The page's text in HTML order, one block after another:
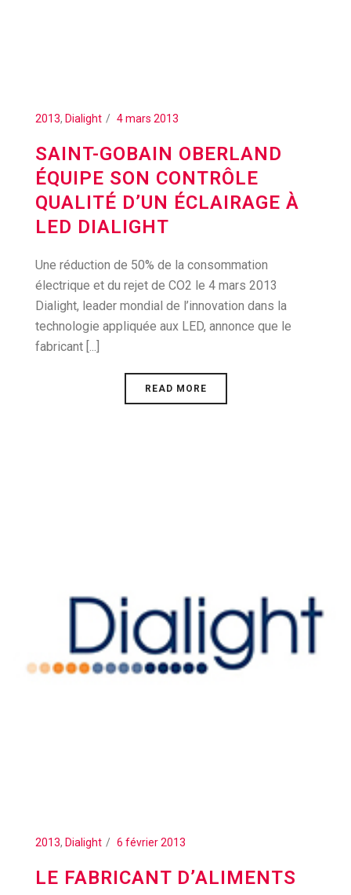
2013, Dialight 4 mars 2013
SAINT-GOBAIN OBERLAND
ÉQUIPE SON CONTRÔLE
QUALITÉ D’UN ÉCLAIRAGE À
LED DIALIGHT
Une réduction de 50% de la consommation
électrique et du rejet de CO2 le 4 mars 2013
Dialight, leader mondial de l’innovation dans la
technologie appliquée aux LED, annonce que le
fabricant [...]
READ MORE
2013, Dialight 6 février 2013
LE FABRICANT D’ALIMENTS